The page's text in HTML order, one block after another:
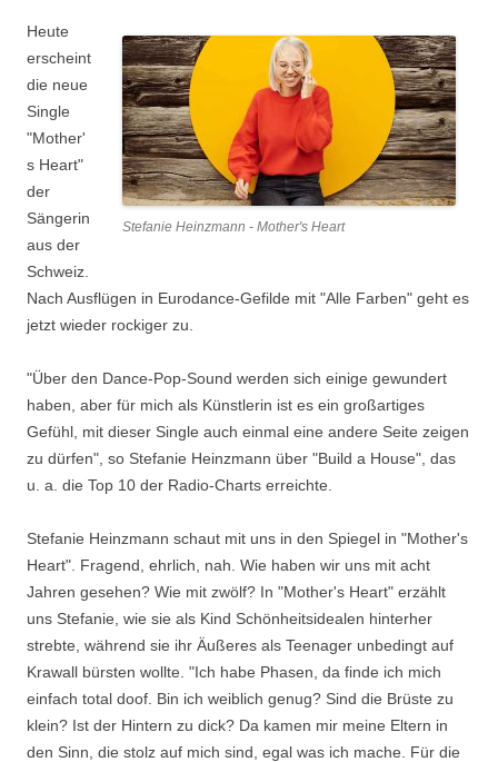
Stefanie Heinzmann - Mother's Heart
Heute
erscheint
die neue
Single
"Mother'
s Heart"
der
Sängerin
aus der
Schweiz.
Nach Ausflügen in Eurodance-Gefilde mit "Alle Farben" geht es
jetzt wieder rockiger zu.
"Über den Dance-Pop-Sound werden sich einige gewundert
haben, aber für mich als Künstlerin ist es ein großartiges
Gefühl, mit dieser Single auch einmal eine andere Seite zeigen
zu dürfen", so Stefanie Heinzmann über "Build a House", das
u. a. die Top 10 der Radio-Charts erreichte.
Stefanie Heinzmann schaut mit uns in den Spiegel in "Mother's
Heart". Fragend, ehrlich, nah. Wie haben wir uns mit acht
Jahren gesehen? Wie mit zwölf? In "Mother's Heart" erzählt
uns Stefanie, wie sie als Kind Schönheitsidealen hinterher
strebte, während sie ihr Äußeres als Teenager unbedingt auf
Krawall bürsten wollte. "Ich habe Phasen, da finde ich mich
einfach total doof. Bin ich weiblich genug? Sind die Brüste zu
klein? Ist der Hintern zu dick? Da kamen mir meine Eltern in
den Sinn, die stolz auf mich sind, egal was ich mache. Für die